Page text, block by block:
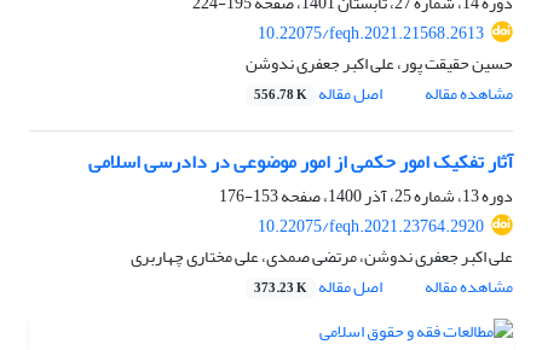
10.22075/feqh.2021.21568.2613
حسین حقیقت پور، علی اکبر جعفری ندوشن
مشاهده مقاله
اصل مقاله 556.78 K
آثار تفکیک امور حکمی از امور موضوعی در دادرسی اسلامی
دوره 13، شماره 25، آذر 1400، صفحه
153-176
10.22075/feqh.2021.23764.2920
علی اکبر جعفری ندوشن، مرتضی صمدی، علی مختاری چهاربری
مشاهده مقاله
اصل مقاله 373.23 K